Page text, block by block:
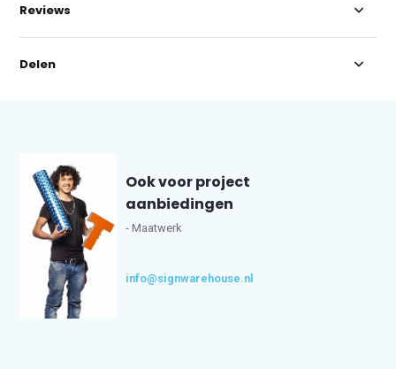
Reviews
Delen
Ook voor project
aanbiedingen
- Maatwerk
info@signwarehouse.nl